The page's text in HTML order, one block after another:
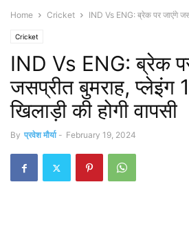
Home Cricket IND Vs ENG: ब्रेक पर जाएंगे
Cricket
IND Vs ENG: ब्रेक
जसप्रीत बुमराह, प्लेइंग
खिलाड़ी की होगी वापसी
By प्रवेश मौर्या - February 19, 2024